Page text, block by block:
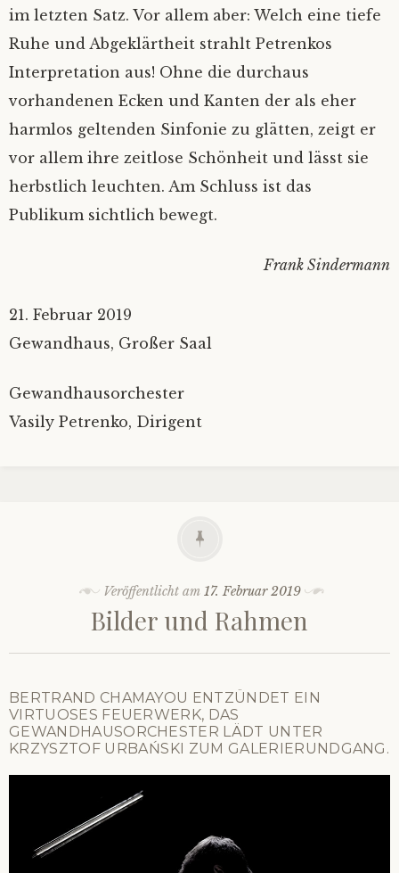
im letzten Satz. Vor allem aber: Welch eine tiefe
Ruhe und Abgeklärtheit strahlt Petrenkos
Interpretation aus! Ohne die durchaus
vorhandenen Ecken und Kanten der als eher
harmlos geltenden Sinfonie zu glätten, zeigt er
vor allem ihre zeitlose Schönheit und lässt sie
herbstlich leuchten. Am Schluss ist das
Publikum sichtlich bewegt.
Frank Sindermann
21. Februar 2019
Gewandhaus, Großer Saal
Gewandhausorchester
Vasily Petrenko, Dirigent
Veröffentlicht am17. Februar 2019
Bilder und Rahmen
BERTRAND CHAMAYOU ENTZÜNDET EIN
VIRTUOSES FEUERWERK, DAS
GEWANDHAUSORCHESTER LÄDT UNTER
KRZYSZTOF URBAŃSKI ZUM GALERIERUNDGANG.